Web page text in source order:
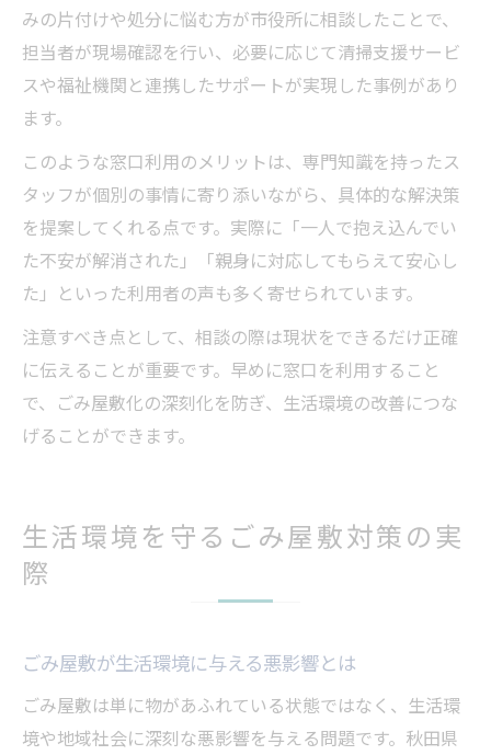
みの片付けや処分に悩む方が市役所に相談したことで、
担当者が現場確認を行い、必要に応じて清掃支援サービ
スや福祉機関と連携したサポートが実現した事例があり
ます。
このような窓口利用のメリットは、専門知識を持ったス
タッフが個別の事情に寄り添いながら、具体的な解決策
を提案してくれる点です。実際に「一人で抱え込んでい
た不安が解消された」「親身に対応してもらえて安心し
た」といった利用者の声も多く寄せられています。
注意すべき点として、相談の際は現状をできるだけ正確
に伝えることが重要です。早めに窓口を利用すること
で、ごみ屋敷化の深刻化を防ぎ、生活環境の改善につな
げることができます。
生活環境を守るごみ屋敷対策の実
際
ごみ屋敷が生活環境に与える悪影響とは
ごみ屋敷は単に物があふれている状態ではなく、生活環
境や地域社会に深刻な悪影響を与える問題です。秋田県